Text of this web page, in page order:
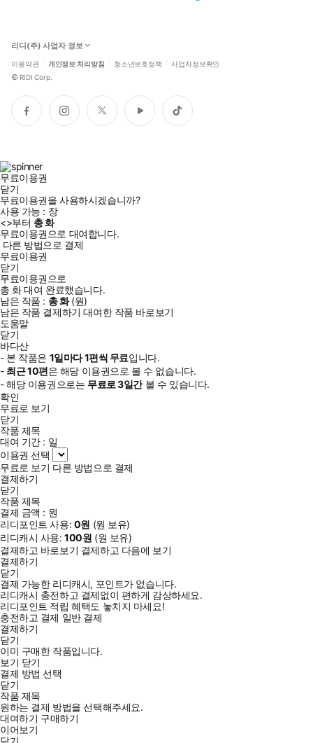
리디(주) 사업자 정보
이용약관 개인정보 처리방침 청소년보호정책 사업자정보확인
© RIDI Corp.
페
이
인
스
트
위
유
튜
틱
톡
무료이용권
닫기
무료이용권을 사용하시겠습니까?
사용 가능 : 장
<>부터 총화
무료이용권으로 대여합니다.
다른 방법으로 결제
무료이용권
닫기
무료이용권으로
총 화대여 완료했습니다.
남은 작품 : 총화(원)
남은 작품 결제하기 대여한 작품 바로보기
도움말
닫기
바다산
- 본 작품은 1일마다1편씩 무료입니다.
- 최근10편은 해당 이용권으로 볼 수 없습니다.
- 해당 이용권으로는 무료로3일간볼 수 있습니다.
확인
무료로 보기
닫기
작품 제목
대여 기간 : 일
이용권 선택
무료로 보기 다른 방법으로 결제
결제하기
닫기
작품 제목
결제 금액 : 원
리디포인트 사용: 0원 (원 보유)
리디캐시 사용:100원 (원 보유)
결제하고 바로보기 결제하고 다음에 보기
결제하기
닫기
결제 가능한 리디캐시, 포인트가 없습니다.
리디캐시 충전하고 결제없이 편하게 감상하세요.
리디포인트 적립 혜택도 놓치지 마세요!
충전하고 결제 일반 결제
결제하기
닫기
이미 구매한 작품입니다.
보기 닫기
결제 방법 선택
닫기
작품 제목
원하는 결제 방법을 선택해주세요.
대여하기 구매하기
이어보기
닫기